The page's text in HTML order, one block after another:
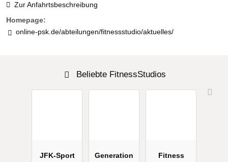
Zur Anfahrtsbeschreibung
Homepage:
online-psk.de/abteilungen/fitnessstudio/aktuelles/
Beliebte FitnessStudios
JFK-Sport
Generation
Fitness